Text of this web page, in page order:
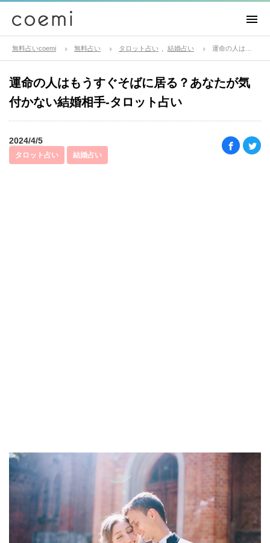
無料占いcoemi 無料占い タロット占い 結婚占い
運命の人はもうすぐそばに居る？あなたが気
付かない結婚相手-タロット占い
2024/4/5
タロット占い 結婚占い